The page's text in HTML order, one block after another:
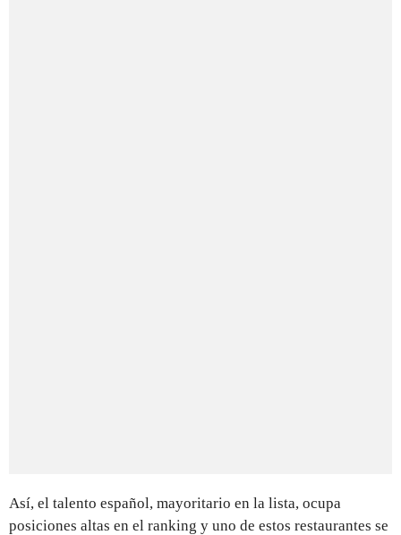
Así, el talento español, mayoritario en la lista, ocupa
posiciones altas en el ranking y uno de estos restaurantes se